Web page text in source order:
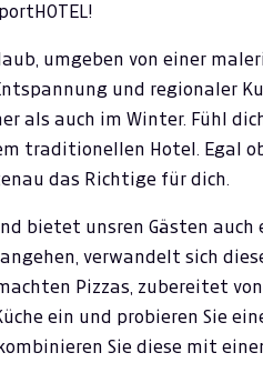
umgeben von einer
und regionaler
als auch im Winter. Fühl
traditionellen Hotel. Egal
das Richtige für dich.
bietet unsren Gästen auch
verwandelt sich
Pizzas, zubereitet
ein und probieren Sie
Sie diese mit